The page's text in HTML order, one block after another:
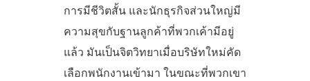
การมีชีวิตสั้น และนักธุรกิจส่วนใหญ่มี
ความสุขกับฐานลูกค้าที่พวกเค้ามีอยู่
แล้ว มันเป็นจิตวิทยาเมื่อบริษัทใหม่คัด
เลือกพนักงานเข้ามา ในขณะที่พวกเขา